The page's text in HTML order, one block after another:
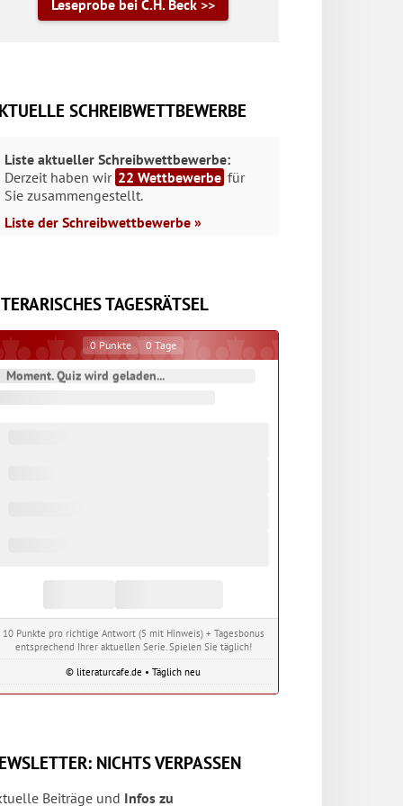
Leseprobe bei C.H. Beck >>
SCHREIBWETTBEWERBE
Liste aktueller Schreibwettbewerbe:
Derzeit haben wir 22 Wettbewerbe für
Sie zusammengestellt.
Liste der Schreibwettbewerbe »
TAGESRÄTSEL
0 Punkte 0 Tage
Moment. Quiz wird geladen...
10 Punkte pro richtige Antwort (5 mit Hinweis) + Tagesbonus
entsprechend Ihrer aktuellen Serie. Spielen Sie täglich!
© literaturcafe.de • Täglich neu
NICHTS VERPASSEN
Beiträge und Infos zu